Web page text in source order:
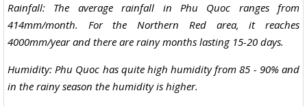
Rainfall: The average rainfall in Phu Quoc ranges from
414mm/month. For the Northern Red area, it reaches
4000mm/year and there are rainy months lasting 15-20 days.
Humidity: Phu Quoc has quite high humidity from 85 - 90% and
in the rainy season the humidity is higher.